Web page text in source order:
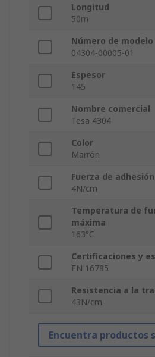
Longitud
50m
Número de modelo
04304-00005-01
Espesor
145
Nombre comercial
Tesa 4304
Color
Marrón
Fuerza de adhesión
4N/cm
Temperatura de
máxima
163°C
Certificaciones y
EN 16785
Resistencia a la
43N/cm
Encuentra productos